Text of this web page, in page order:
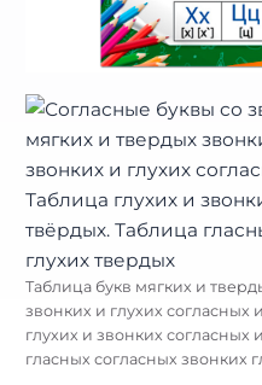
Таблица букв мягких и
звонких и глухих согласных
глухих и звонких согласных
гласных согласных звонких